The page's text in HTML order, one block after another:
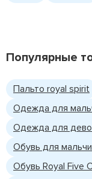
Популярные
Пальто royal spirit
Одежда для
Одежда для
Обувь для
Обувь Royal Five